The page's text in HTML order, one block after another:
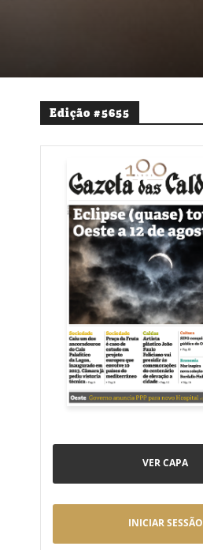
Edição #5655
VER CAPA
INICIAR SESSÃO